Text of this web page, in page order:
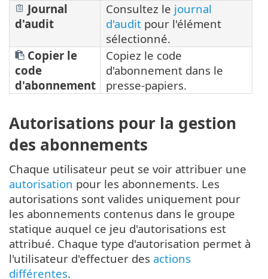
Journal
d'audit
Consultez le journal
d'audit pour l'élément
sélectionné.
Copier le
code
d'abonnement
Copiez le code
d'abonnement dans le
presse-papiers.
Autorisations pour la gestion
des abonnements
Chaque utilisateur peut se voir attribuer une
autorisation pour les abonnements. Les
autorisations sont valides uniquement pour
les abonnements contenus dans le groupe
statique auquel ce jeu d'autorisations est
attribué. Chaque type d'autorisation permet à
l'utilisateur d'effectuer des actions
différentes.